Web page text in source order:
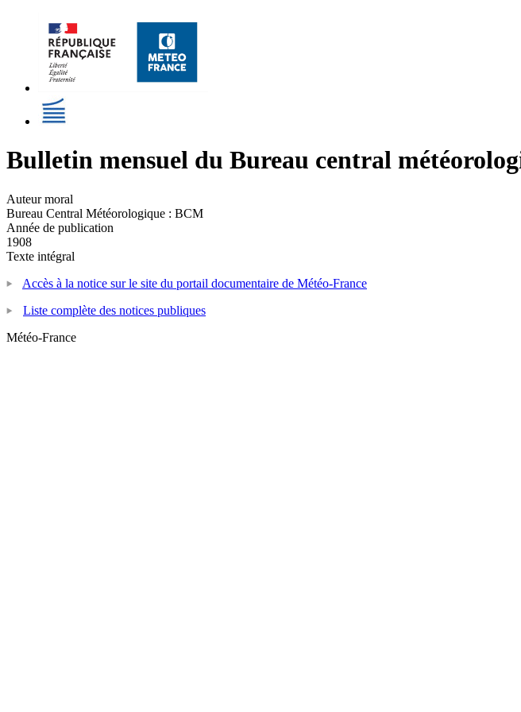
Bulletin mensuel du Bureau central
Auteur moral
Bureau Central Météorologique : BCM
Année de publication
1908
Texte intégral
Accès à la notice sur le site du portail documentaire de Météo-France
Liste complète des notices publiques
Météo-France